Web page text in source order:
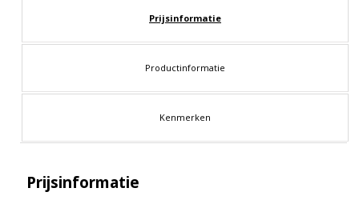
Prijsinformatie
Productinformatie
Kenmerken
Prijsinformatie